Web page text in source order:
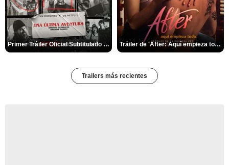
Primer Tráiler Oficial Subtitulado de 'Una última aventura: Detrás de cámaras de Stranger Things 5' Tráiler de 'After: Aquí empieza todo'
Trailers más recientes